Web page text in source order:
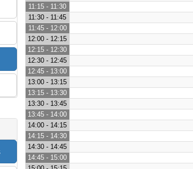
11:15 - 11:30
11:30 - 11:45
11:45 - 12:00
12:00 - 12:15
12:15 - 12:30
12:30 - 12:45
12:45 - 13:00
13:00 - 13:15
13:15 - 13:30
13:30 - 13:45
13:45 - 14:00
14:00 - 14:15
14:15 - 14:30
14:30 - 14:45
14:45 - 15:00